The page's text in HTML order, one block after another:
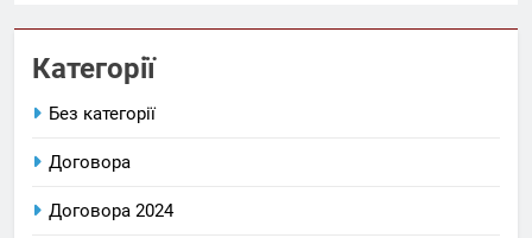
Категорії
Без категорії
Договора
Договора 2024